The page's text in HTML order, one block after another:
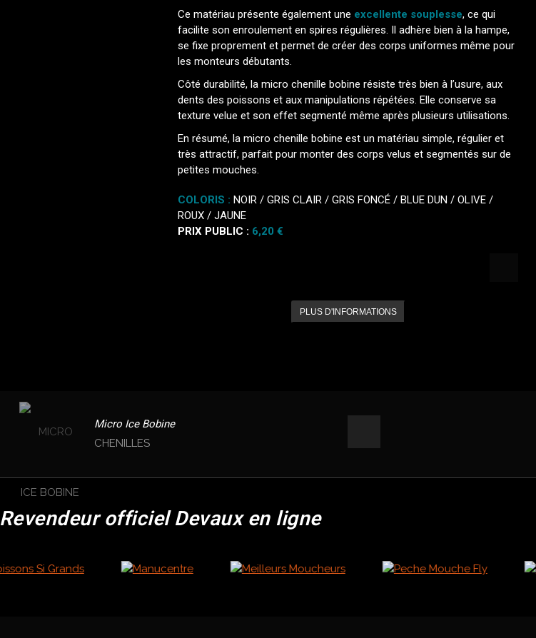
Ce matériau présente également une excellente souplesse, ce qui
facilite son enroulement en spires régulières. Il adhère bien à la hampe,
se fixe proprement et permet de créer des corps uniformes même pour
les monteurs débutants.
Côté durabilité, la micro chenille bobine résiste très bien à l’usure, aux
dents des poissons et aux manipulations répétées. Elle conserve sa
texture velue et son effet segmenté même après plusieurs utilisations.
En résumé, la micro chenille bobine est un matériau simple, régulier et
très attractif, parfait pour monter des corps velus et segmentés sur de
petites mouches.
COLORIS : NOIR / GRIS CLAIR / GRIS FONCÉ / BLUE DUN / OLIVE /
ROUX / JAUNE
PRIX PUBLIC : 6,20 €
PLUS D'INFORMATIONS
Micro Ice Bobine
CHENILLES
Revendeur officiel Devaux en ligne